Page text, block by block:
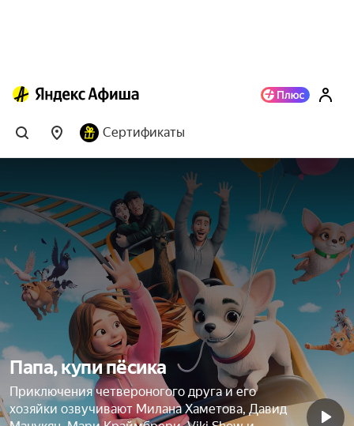
Сертификаты
Папа, купи пёсика
Приключения четвероногого друга и его
хозяйки озвучивают Милана Хаметова, Давид